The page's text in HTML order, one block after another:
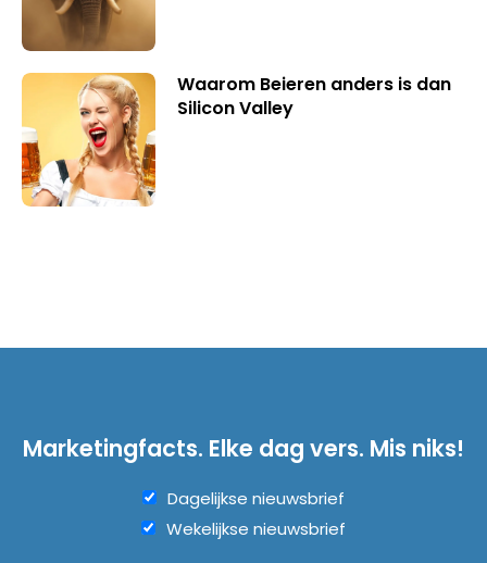
Waarom Beieren anders is dan
Silicon Valley
Marketingfacts. Elke dag vers. Mis niks!
Dagelijkse nieuwsbrief
Wekelijkse nieuwsbrief